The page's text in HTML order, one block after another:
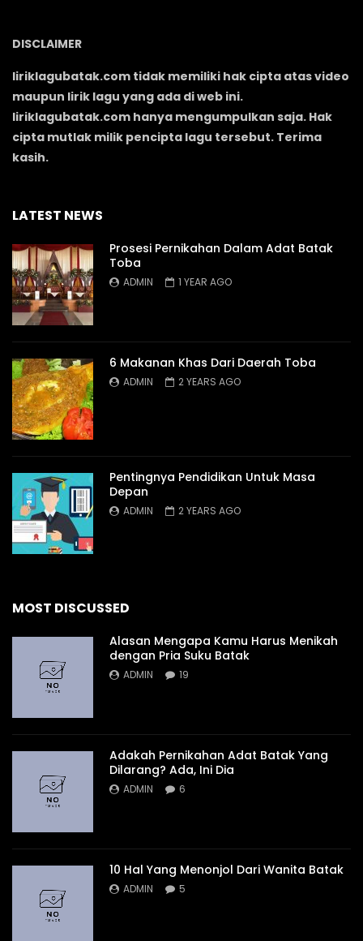
DISCLAIMER
liriklagubatak.com tidak memiliki hak cipta atas video
maupun lirik lagu yang ada di web ini.
liriklagubatak.com hanya mengumpulkan saja. Hak
cipta mutlak milik pencipta lagu tersebut. Terima
kasih.
LATEST NEWS
Prosesi Pernikahan Dalam Adat Batak
Toba
ADMIN 1 YEAR AGO
6 Makanan Khas Dari Daerah Toba
ADMIN 2 YEARS AGO
Pentingnya Pendidikan Untuk Masa
Depan
ADMIN 2 YEARS AGO
MOST DISCUSSED
Alasan Mengapa Kamu Harus Menikah
dengan Pria Suku Batak
ADMIN 19
Adakah Pernikahan Adat Batak Yang
Dilarang? Ada, Ini Dia
ADMIN 6
10 Hal Yang Menonjol Dari Wanita Batak
ADMIN 5